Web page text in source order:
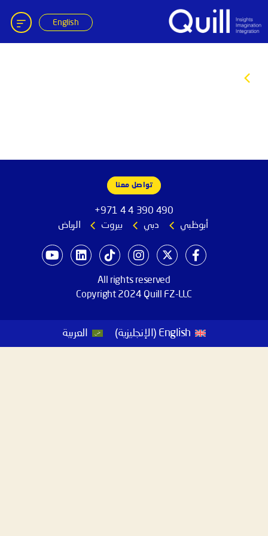
English
تواصل معنا
+971 4 4 390 490
أبوظبي
دبي بيروت الرياض
All rights reserved
Copyright 2024 Quill FZ-LLC
English
( الإنجليزية) العربية